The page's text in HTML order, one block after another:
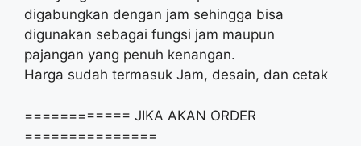
digabungkan dengan jam sehingga bisa
digunakan sebagai fungsi jam maupun
pajangan yang penuh kenangan.
Harga sudah termasuk Jam, desain, dan cetak
============ JIKA AKAN ORDER
===============